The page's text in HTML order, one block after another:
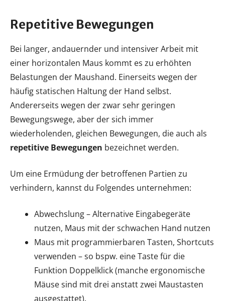
Repetitive Bewegungen
Bei langer, andauernder und intensiver Arbeit mit
einer horizontalen Maus kommt es zu erhöhten
Belastungen der Maushand. Einerseits wegen der
häufig statischen Haltung der Hand selbst.
Andererseits wegen der zwar sehr geringen
Bewegungswege, aber der sich immer
wiederholenden, gleichen Bewegungen, die auch als
repetitive Bewegungen bezeichnet werden.
Um eine Ermüdung der betroffenen Partien zu
verhindern, kannst du Folgendes unternehmen:
Abwechslung – Alternative Eingabegeräte
nutzen, Maus mit der schwachen Hand nutzen
Maus mit programmierbaren Tasten, Shortcuts
verwenden – so bspw. eine Taste für die
Funktion Doppelklick (manche ergonomische
Mäuse sind mit drei anstatt zwei Maustasten
ausgestattet).